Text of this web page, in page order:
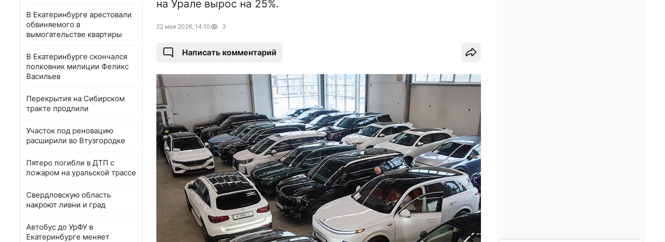
В Екатеринбурге арестовали
обвиняемого в
вымогательстве квартиры
В Екатеринбурге скончался
полковник милиции Феликс
Васильев
Перекрытия на Сибирском
тракте продлили
Участок под реновацию
расширили во Втузгородке
Пятеро погибли в ДТП с
пожаром на уральской трассе
Свердловскую область
накроют ливни и град
Автобус до УрФУ в
Екатеринбурге меняет
на Урале вырос на 25%.
22 мая 2026, 14:10 3
Написать комментарий